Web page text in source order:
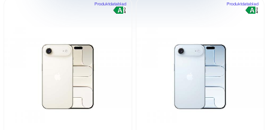
Produktdatablad Produktdatablad